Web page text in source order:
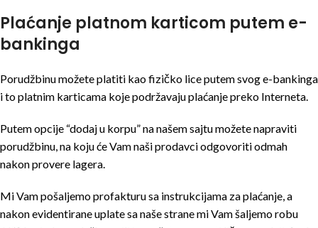
Plaćanje platnom karticom putem e-
bankinga
Porudžbinu možete platiti kao fizičko lice putem svog e-bankinga
i to platnim karticama koje podržavaju plaćanje preko Interneta.
Putem opcije “dodaj u korpu” na našem sajtu možete napraviti
porudžbinu, na koju će Vam naši prodavci odgovoriti odmah
nakon provere lagera.
Mi Vam pošaljemo profakturu sa instrukcijama za plaćanje, a
nakon evidentirane uplate sa naše strane mi Vam šaljemo robu